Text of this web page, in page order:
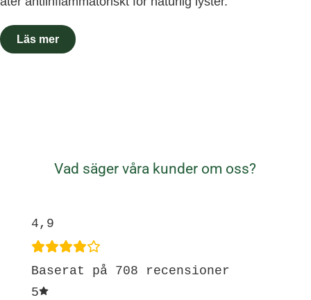
Vad säger våra kunder om oss?
4,9
Baserat på 708 recensioner
5